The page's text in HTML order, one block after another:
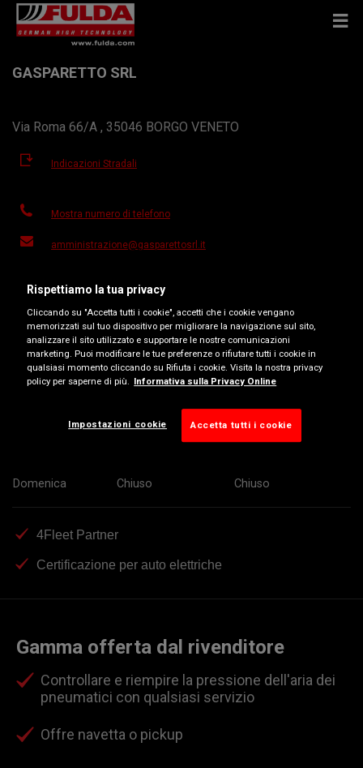
GASPARETTO SRL
Via Roma 66/A , 35046 BORGO VENETO
Indicazioni Stradali
Mostra numero di telefono
amministrazione@gasparettosrl.it
Orari d'apertura
Lunedì 08:00-12:30
14:30-19:00
Martedì
08:00-12:30
14:30-19:00
Mercoledì
08:00-12:30
14:30-19:00
14:30-19:00
Domenica
Chiuso Chiuso
4Fleet Partner
Certificazione per auto elettriche
Gamma offerta dal rivenditore
Controllare e riempire la pressione dell'aria dei
pneumatici con qualsiasi servizio
Offre navetta o pickup
Rispettiamo la tua privacy
Cliccando su "Accetta tutti i cookie", accetti che i cookie vengano
memorizzati sul tuo dispositivo per migliorare la navigazione sul sito,
analizzare il sito utilizzato e supportare le nostre comunicazioni
marketing. Puoi modificare le tue preferenze o rifiutare tutti i cookie in
qualsiasi momento cliccando su Rifiuta i cookie. Visita la nostra privacy
policy per saperne di più. Informativa sulla Privacy Online
Impostazioni cookie Accetta tutti i cookie